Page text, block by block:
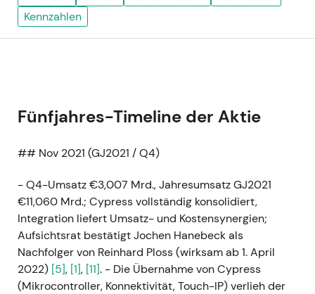
Kennzahlen
Fünfjahres-Timeline der Aktie
## Nov 2021 (GJ2021 / Q4)
- Q4-Umsatz €3,007 Mrd., Jahresumsatz GJ2021
€11,060 Mrd.; Cypress vollständig konsolidiert,
Integration liefert Umsatz- und Kostensynergien;
Aufsichtsrat bestätigt Jochen Hanebeck als
Nachfolger von Reinhard Ploss (wirksam ab 1. April
2022) [5], [1], [11]. - Die Übernahme von Cypress
(Mikrocontroller, Konnektivität, Touch-IP) verlieh der